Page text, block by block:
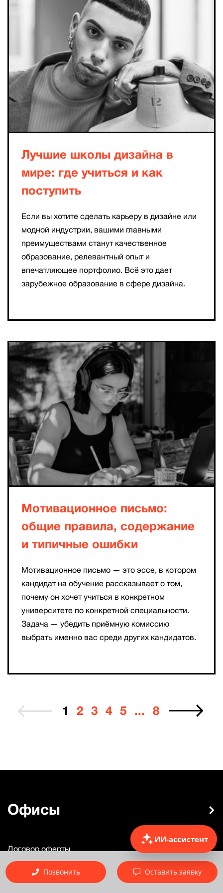
Лучшие школы дизайна в
мире: где учиться и как
поступить
Если вы хотите сделать карьеру в дизайне или
модной индустрии, вашими главными
преимуществами станут качественное
образование, релевантный опыт и
впечатляющее портфолио. Всё это дает
зарубежное образование в сфере дизайна.
Мотивационное письмо:
общие правила, содержание
и типичные ошибки
Мотивационное письмо — это эссе, в котором
кандидат на обучение рассказывает о том,
почему он хочет учиться в конкретном
университете по конкретной специальности.
Задача — убедить приёмную комиссию
выбрать именно вас среди других кандидатов.
1 2 3 4 5 ... 8
Офисы
Договор оферты
Политика обработки персональных данных
Позвонить Оставить заявку
ИИ-ассистент